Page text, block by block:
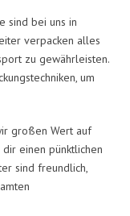
sind bei uns in
verpacken alles
zu gewährleisten.
um
großen Wert auf
einen pünktlichen
sind freundlich,